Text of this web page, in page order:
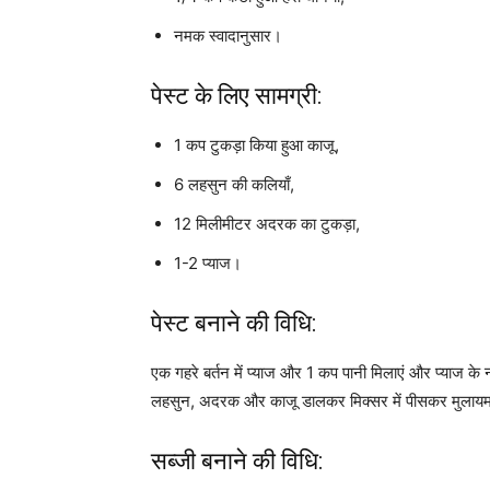
नमक स्वादानुसार।
पेस्ट के लिए सामग्री:
1 कप टुकड़ा किया हुआ काजू,
6 लहसुन की कलियाँ,
12 मिलीमीटर अदरक का टुकड़ा,
1-2 प्याज।
पेस्ट बनाने की विधि:
एक गहरे बर्तन में प्याज और 1 कप पानी मिलाएं और
लहसुन, अदरक और काजू डालकर मिक्सर में पीसकर
सब्जी बनाने की विधि: